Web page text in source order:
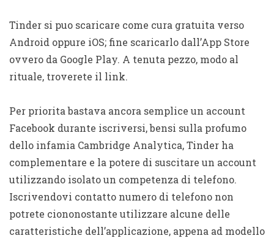
Tinder si puo scaricare come cura gratuita verso
Android oppure iOS; fine scaricarlo dall’App Store
ovvero da Google Play. A tenuta pezzo, modo al
rituale, troverete il link.
Per priorita bastava ancora semplice un account
Facebook durante iscriversi, bensi sulla profumo
dello infamia Cambridge Analytica, Tinder ha
complementare e la potere di suscitare un account
utilizzando isolato un competenza di telefono.
Iscrivendovi contatto numero di telefono non
potrete ciononostante utilizzare alcune delle
caratteristiche dell’applicazione, appena ad modello